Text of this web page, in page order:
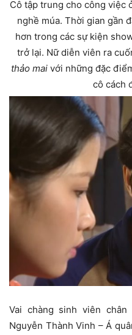
Cô tập trung cho công việc
nghề múa. Thời gian gần
hơn trong các sự kiện
trở lại. Nữ diễn viên ra
thảo mai với những đặc
cô cách
Vai chàng sinh viên
Nguyễn Thành Vinh – Á